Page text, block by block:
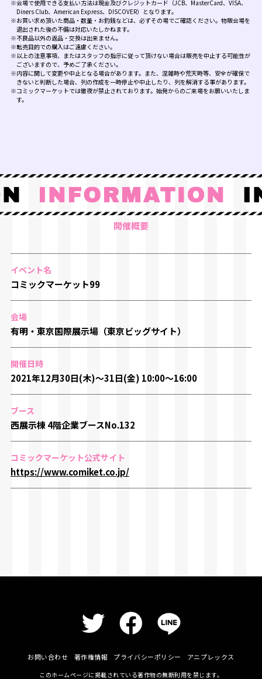
※会場で使用できる支払い方法は現金及びクレジットカード（JCB、MasterCard、VISA、
Diners Club、American Express、DISCOVER）となります。
※お買い求め頂いた商品・数量・お釣銭などは、必ずその場でご確認ください。物販会場を
退出された後の不備は対応いたしかねます。
※不良品以外の返品・交換は出来ません。
※転売目的での購入はご遠慮ください。
※以上の注意事項、またはスタッフの指示に従って頂けない場合は販売を中止する可能性が
ございますので、予めご了承ください。
※内容に関して変更や中止となる場合があります。また、混雑時や荒天時等、安全が確保で
きないと判断した場合、列の作成を一時停止や中止したり、列を解消する事があります。
※コミックマーケットでは徹夜が禁止されております。始発からのご来場をお願いいたしま
す。
開催概要
イベント名
コミックマーケット99
会場
有明・東京国際展示場（東京ビッグサイト）
開催日時
2021年12月30日(木)～31日(金) 10:00～16:00
ブース
西展示棟 4階企業ブースNo.132
コミックマーケット公式サイト
https://www.comiket.co.jp/
お問い合わせ 著作権情報 プライバシーポリシー アニプレックス
このホームページに掲載されている著作物の無断利用を禁じます。